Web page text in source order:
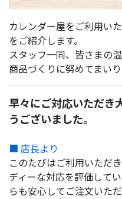
カレンダー屋をご利用い
をご紹介します。
スタッフ一同、皆さまの
商品づくりに努めてまいり
早々にご対応いただき
うございました。
■ 店長より
このたびはご利用いただ
ディーな対応を評価して
らも安心してご注文いた